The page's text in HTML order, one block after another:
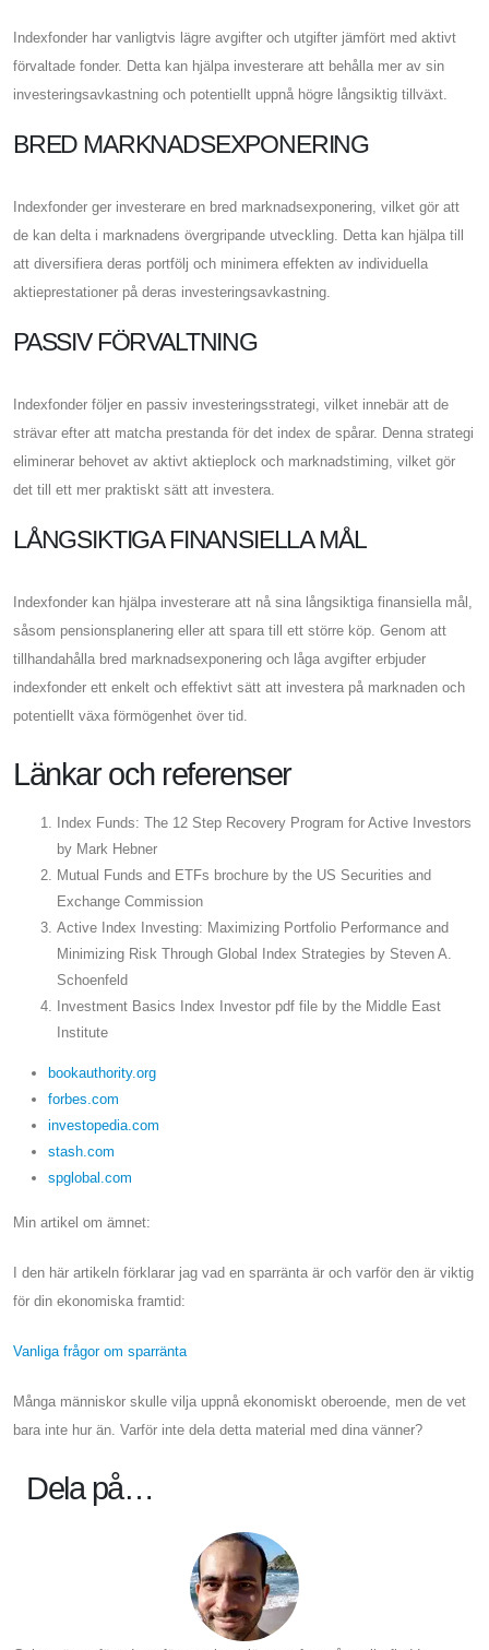
Indexfonder har vanligtvis lägre avgifter och utgifter jämfört med aktivt
förvaltade fonder. Detta kan hjälpa investerare att behålla mer av sin
investeringsavkastning och potentiellt uppnå högre långsiktig tillväxt.
BRED MARKNADSEXPONERING
Indexfonder ger investerare en bred marknadsexponering, vilket gör att
de kan delta i marknadens övergripande utveckling. Detta kan hjälpa till
att diversifiera deras portfölj och minimera effekten av individuella
aktieprestationer på deras investeringsavkastning.
PASSIV FÖRVALTNING
Indexfonder följer en passiv investeringsstrategi, vilket innebär att de
strävar efter att matcha prestanda för det index de spårar. Denna strategi
eliminerar behovet av aktivt aktieplock och marknadstiming, vilket gör
det till ett mer praktiskt sätt att investera.
LÅNGSIKTIGA FINANSIELLA MÅL
Indexfonder kan hjälpa investerare att nå sina långsiktiga finansiella mål,
såsom pensionsplanering eller att spara till ett större köp. Genom att
tillhandahålla bred marknadsexponering och låga avgifter erbjuder
indexfonder ett enkelt och effektivt sätt att investera på marknaden och
potentiellt växa förmögenhet över tid.
Länkar och referenser
Index Funds: The 12 Step Recovery Program for Active Investors
by Mark Hebner
Mutual Funds and ETFs brochure by the US Securities and
Exchange Commission
Active Index Investing: Maximizing Portfolio Performance and
Minimizing Risk Through Global Index Strategies by Steven A.
Schoenfeld
Investment Basics Index Investor pdf file by the Middle East
Institute
bookauthority.org
forbes.com
investopedia.com
stash.com
spglobal.com
Min artikel om ämnet:
I den här artikeln förklarar jag vad en sparränta är och varför den är viktig
för din ekonomiska framtid:
Vanliga frågor om sparränta
Många människor skulle vilja uppnå ekonomiskt oberoende, men de vet
bara inte hur än. Varför inte dela detta material med dina vänner?
Dela på…